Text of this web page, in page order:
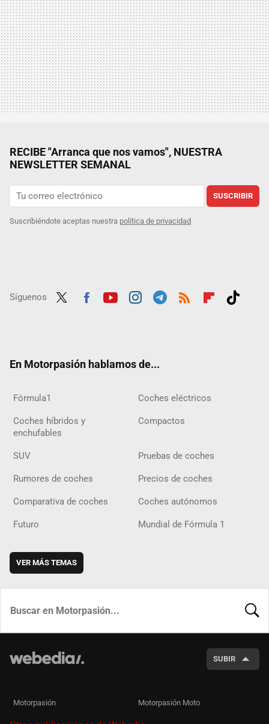
RECIBE "Arranca que nos vamos", NUESTRA
NEWSLETTER SEMANAL
SUSCRIBIR
Suscribiéndote aceptas nuestra política de privacidad
Síguenos
En Motorpasión hablamos de...
Fórmula1 Coches eléctricos
Coches híbridos y
enchufables
Compactos
SUV Pruebas de coches
Rumores de coches Precios de coches
Comparativa de coches Coches autónomos
Futuro Mundial de Fórmula 1
VER MÁS TEMAS
SUBIR
Motorpasión Motorpasión Moto